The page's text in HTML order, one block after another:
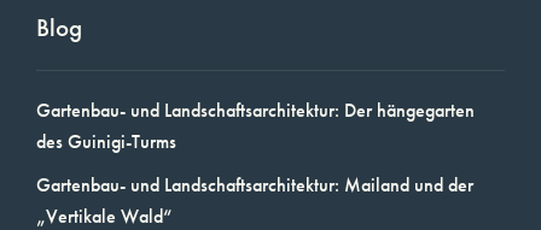
Blog
Gartenbau- und Landschaftsarchitektur: Der hängegarten
des Guinigi-Turms
Gartenbau- und Landschaftsarchitektur: Mailand und der
„Vertikale Wald“